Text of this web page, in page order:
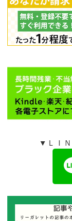
▼ＬＩ